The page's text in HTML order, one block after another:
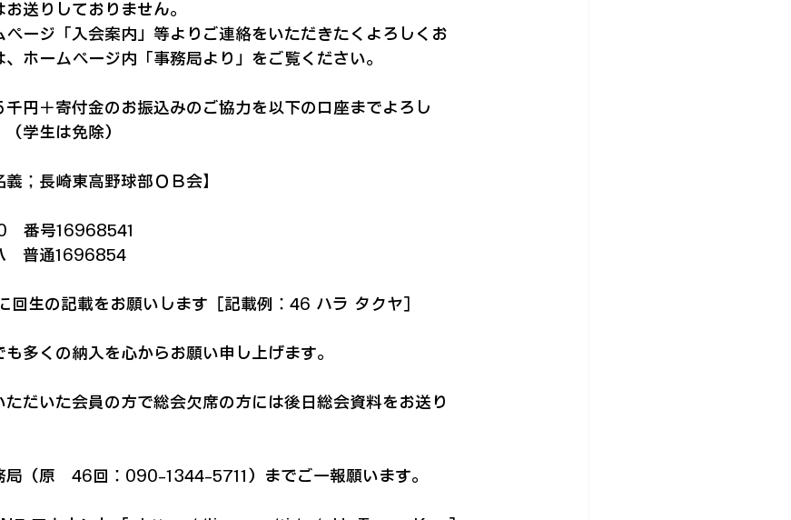
送りしておりません。
ページ「入会案内」等よりご連絡をいただきたくよろしくお
ホームページ内「事務局より」をご覧ください。
千円＋寄付金のお振込みのご協力を以下の口座までよろし
学生は免除）
義；長崎東高野球部ＯＢ会】
番号16968541
　普通1696854
生の記載をお願いします［記載例：46 ハラ タクヤ］
多くの納入を心からお願い申し上げます。
ただいた会員の方で総会欠席の方には後日総会資料をお送り
局（原　46回：090-1344-5711）までご一報願います。